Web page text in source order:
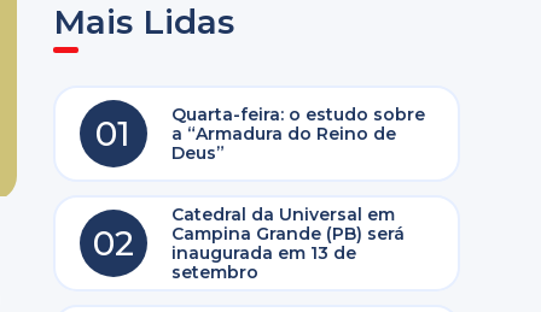
Mais Lidas
01
Quarta-feira: o estudo sobre
a “Armadura do Reino de
Deus”
02
Catedral da Universal em
Campina Grande (PB) será
inaugurada em 13 de
setembro